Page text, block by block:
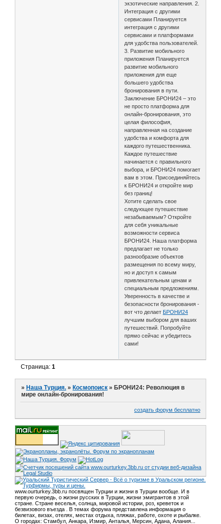
экзотические направления. 2.
Интеграция с другими
сервисами Планируется
интеграция с другими
сервисами и платформами
для удобства пользователей.
3. Развитие мобильного
приложения Планируется
развитие мобильного
приложения для еще
большего удобства
бронирования в пути.
Заключение БРОНИ24 – это
не просто платформа для
онлайн-бронирования, это
целая философия,
направленная на создание
удобства и комфорта для
каждого путешественника.
Каждое путешествие
начинается с правильного
выбора, и БРОНИ24 помогает
вам в этом. Присоединяйтесь
к БРОНИ24 и откройте мир
без границ!
Хотите сделать свое
следующее путешествие
незабываемым? Откройте
для себя уникальные
возможности сервиса
БРОНИ24. Наша платформа
предлагает не только
разнообразие объектов
размещения по всему миру,
но и доступ к самым
привлекательным ценам и
специальным предложениям.
Уверенность в качестве и
безопасности бронирования -
вот что делает БРОНИ24
лучшим выбором для ваших
путешествий. Попробуйте
прямо сейчас и убедитесь
сами!
Страница:1
»Наша Турция. »Космопоиск »БРОНИ24: Революция в
мире онлайн-бронирования!
создать форум бесплатно
www.ourturkey.3bb.ru посвящен Турции и жизни в Турции вообще. И в
первую очередь, о жизни русских в Турции, жизни эмигрантов в этой
стране. Стране веселья, солнца, мировой истории, роз, креветок и
безвизового въезда . В темах форума представлена информация о
билетах, визах, отелях, местах отдыха, пляжах, работе, охоте и рыбалке.
О городах: Стамбул, Анкара, Измир, Анталья, Мерсин, Адана, Алания...